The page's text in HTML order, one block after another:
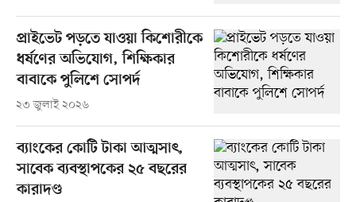
প্রাইভেট পড়তে যাওয়া কিশোরীকে
ধর্ষণের অভিযোগ, শিক্ষিকার
বাবাকে পুলিশে সোপর্দ
২৩ জুলাই ২০২৬
ব্যাংকের কোটি টাকা আত্মসাৎ,
সাবেক ব্যবস্থাপকের ২৫ বছরের
কারাদণ্ড